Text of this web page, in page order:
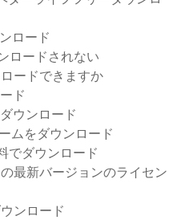
ロード
ロードされない
ードできますか
ド
ウンロード
ムをダウンロード
でダウンロード
最新バージョンのライセン
ンロード